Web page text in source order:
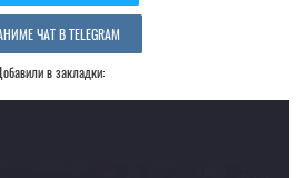
ЧАТ В TELEGRAM
в закладки: